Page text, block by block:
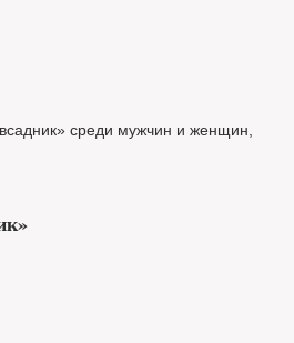
среди мужчин и женщин,